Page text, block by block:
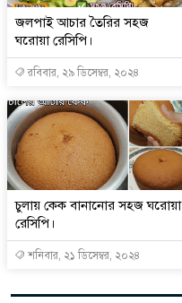
জলপাই আচার তৈরির সহজ
ঘরোয়া রেসিপি।
রবিবার, ২৯ ডিসেম্বর, ২০২৪
চুলায় কেক বানানোর সহজ ঘরোয়া
রেসিপি।
শনিবার, ২১ ডিসেম্বর, ২০২৪